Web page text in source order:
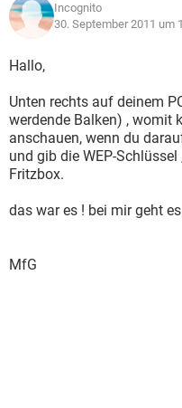
Incognito
30. September 2011 um
Hallo,
Unten rechts auf deinem
werdende Balken) , womit
anschauen, wenn du
und gib die WEP-
Fritzbox.
das war es ! bei mir geht
MfG